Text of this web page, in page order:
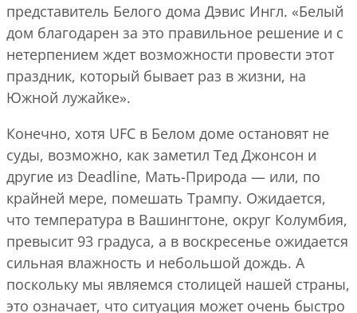
представитель Белого дома Дэвис Ингл. «Белый
дом благодарен за это правильное решение и с
нетерпением ждет возможности провести этот
праздник, который бывает раз в жизни, на
Южной лужайке».
Конечно, хотя UFC в Белом доме остановят не
суды, возможно, как заметил Тед Джонсон и
другие из Deadline, Мать-Природа — или, по
крайней мере, помешать Трампу. Ожидается,
что температура в Вашингтоне, округ Колумбия,
превысит 93 градуса, а в воскресенье ожидается
сильная влажность и небольшой дождь. А
поскольку мы являемся столицей нашей страны,
это означает, что ситуация может очень быстро